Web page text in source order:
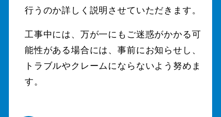
行うのか詳しく説明させていただきます。
工事中には、万が一にもご迷惑がかかる可
能性がある場合には、事前にお知らせし、
トラブルやクレームにならないよう努めま
す。